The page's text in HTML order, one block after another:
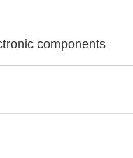
components